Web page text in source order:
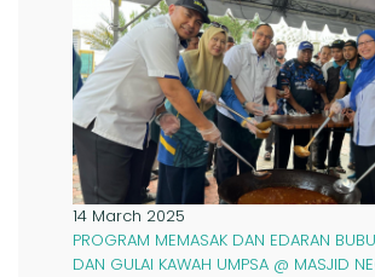
14 March 2025
PROGRAM MEMASAK DAN EDARAN
DAN GULAI KAWAH UMPSA @ MASJID